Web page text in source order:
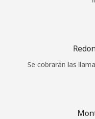
Se cobrarán las